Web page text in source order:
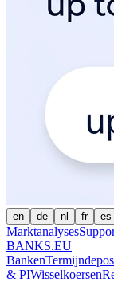
en de nl fr es
Marktanalyses
BANKS.EU
Banken
& PIWisselkoersen